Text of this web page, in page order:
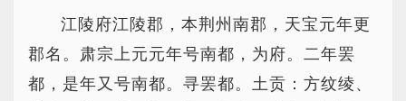
江陵府江陵郡，本荆州南郡，天宝元年更
郡名。肃宗上元元年号南都，为府。二年罢
都，是年又号南都。寻罢都。土贡：方纹绫、